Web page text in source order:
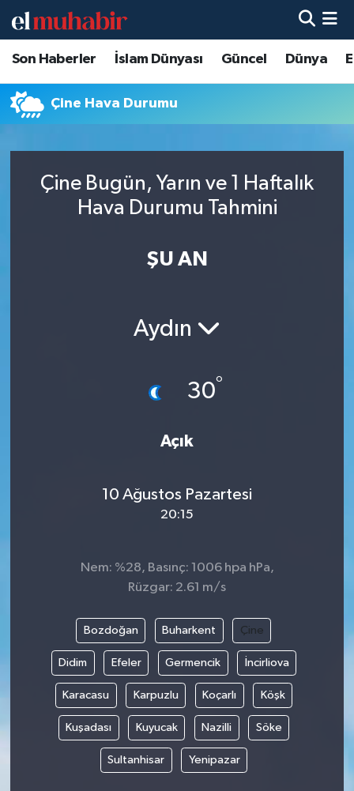
Son Haberler İslam Dünyası Güncel Dünya
Çine Hava Durumu
Çine Bugün, Yarın ve 1 Haftalık
Hava Durumu Tahmini
ŞU AN
Aydın
30°
Açık
10 Ağustos Pazartesi
20:15
Nem: %28, Basınç: 1006 hpa hPa,
Rüzgar: 2.61 m/s
Bozdoğan Buharkent Çine
Didim Efeler Germencik İncirliova
Karacasu Karpuzlu Koçarlı Köşk
Kuşadası Kuyucak Nazilli Söke
Sultanhisar Yenipazar
Hava Durumu
Trafik Durumu
Tüm Manşetler